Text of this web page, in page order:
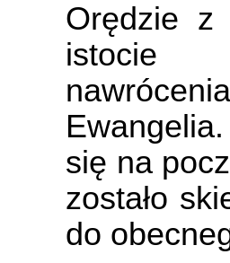
Orędzie
istocie
się na
zostało
do